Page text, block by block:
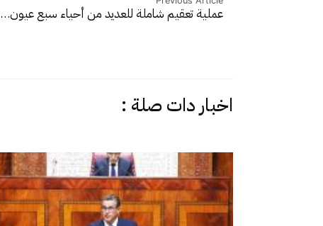
عملية تعقيم شاملة للعديد من أحياء سبع عيون…
اخبار دات صلة :